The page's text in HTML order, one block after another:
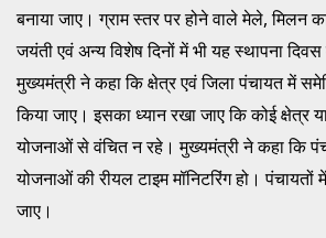
बनाया जाए। ग्राम स्तर पर होने वाले मेले, मिलन
जयंती एवं अन्य विशेष दिनों में भी यह स्थापना
मुख्यमंत्री ने कहा कि क्षेत्र एवं जिला पंचायत में
किया जाए। इसका ध्यान रखा जाए कि कोई क्षेत्र
योजनाओं से वंचित न रहे। मुख्यमंत्री ने कहा कि
योजनाओं की रीयल टाइम मॉनिटरिंग हो। पंचायतों
जाए।